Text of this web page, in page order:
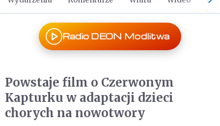
Radio DEON Modlitwa
Powstaje film o Czerwonym
Kapturku w adaptacji dzieci
chorych na nowotwory